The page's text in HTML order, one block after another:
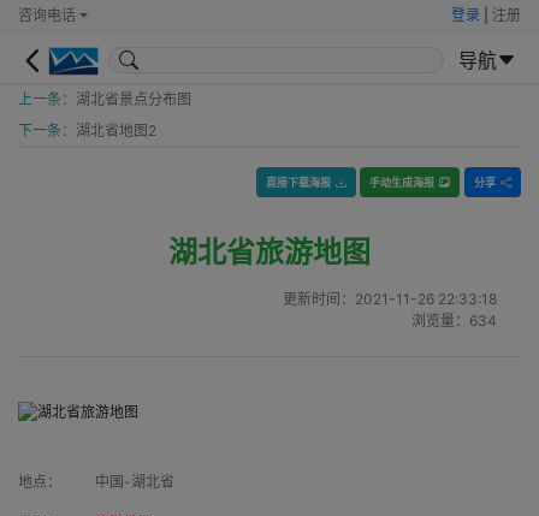
咨询电话 登录 注册
导航
上一条： 湖北省景点分布图
下一条： 湖北省地图2
直接下载海报 手动生成海报 分享
湖北省旅游地图
更新时间： 2021-11-26 22:33:18
浏览量： 634
地点： 中国-湖北省